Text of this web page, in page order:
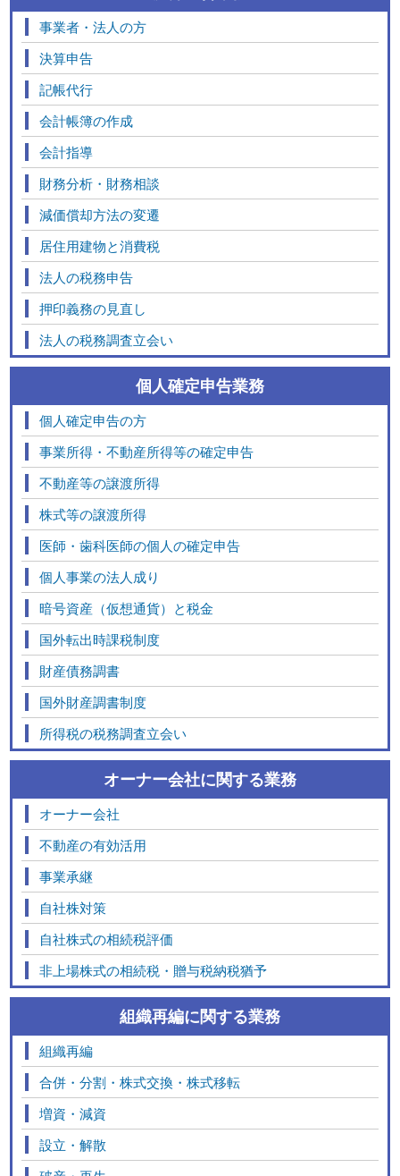
事業者・法人の方
決算申告
記帳代行
会計帳簿の作成
会計指導
財務分析・財務相談
減価償却方法の変遷
居住用建物と消費税
法人の税務申告
押印義務の見直し
法人の税務調査立会い
個人確定申告業務
個人確定申告の方
事業所得・不動産所得等の確定申告
不動産等の譲渡所得
株式等の譲渡所得
医師・歯科医師の個人の確定申告
個人事業の法人成り
暗号資産（仮想通貨）と税金
国外転出時課税制度
財産債務調書
国外財産調書制度
所得税の税務調査立会い
オーナー会社に関する業務
オーナー会社
不動産の有効活用
事業承継
自社株対策
自社株式の相続税評価
非上場株式の相続税・贈与税納税猶予
組織再編に関する業務
組織再編
合併・分割・株式交換・株式移転
増資・減資
設立・解散